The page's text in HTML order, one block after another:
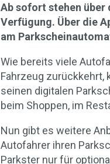
Ab sofort stehen
Verfügung. Über die
am
Wie bereits viele
Fahrzeug zurückkehrt,
seinen digitalen
beim Shoppen, im
Nun gibt es weitere
Autofahrer ihren
Parkster nur für